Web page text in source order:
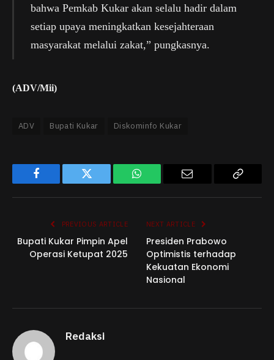
bahwa Pemkab Kukar akan selalu hadir dalam
setiap upaya meningkatkan kesejahteraan
masyarakat melalui zakat,” pungkasnya.
(ADV/Mii)
ADV Bupati Kukar Diskominfo Kukar
Facebook Twitter WhatsApp Email
Copy
PREVIOUS ARTICLE
Bupati Kukar Pimpin Apel
Operasi Ketupat 2025
NEXT ARTICLE
Presiden Prabowo
Optimistis terhadap
Kekuatan Ekonomi
Nasional
Redaksi